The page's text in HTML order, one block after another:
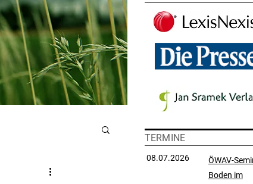
08.07.2026
ÖWAV-
Boden im
TERMINE